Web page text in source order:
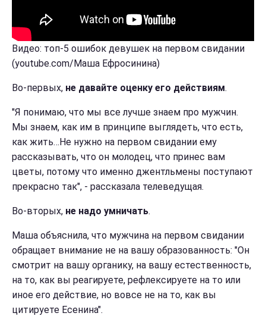
Видео: топ-5 ошибок девушек на первом свидании
(youtube.com/Маша Ефросинина)
Во-первых, не давайте оценку его действиям.
"Я понимаю, что мы все лучше знаем про мужчин.
Мы знаем, как им в принципе выглядеть, что есть,
как жить…Не нужно на первом свидании ему
рассказывать, что он молодец, что принес вам
цветы, потому что именно джентльмены поступают
прекрасно так", - рассказала телеведущая.
Во-вторых, не надо умничать.
Маша объяснила, что мужчина на первом свидании
обращает внимание не на вашу образованность: "Он
смотрит на вашу органику, на вашу естественность,
на то, как вы реагируете, рефлексируете на то или
иное его действие, но вовсе не на то, как вы
цитируете Есенина".